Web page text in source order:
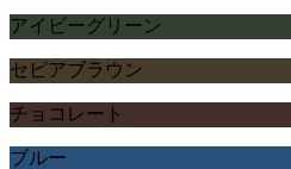
アイビーグリーン
セピアブラウン
チョコレート
ブルー